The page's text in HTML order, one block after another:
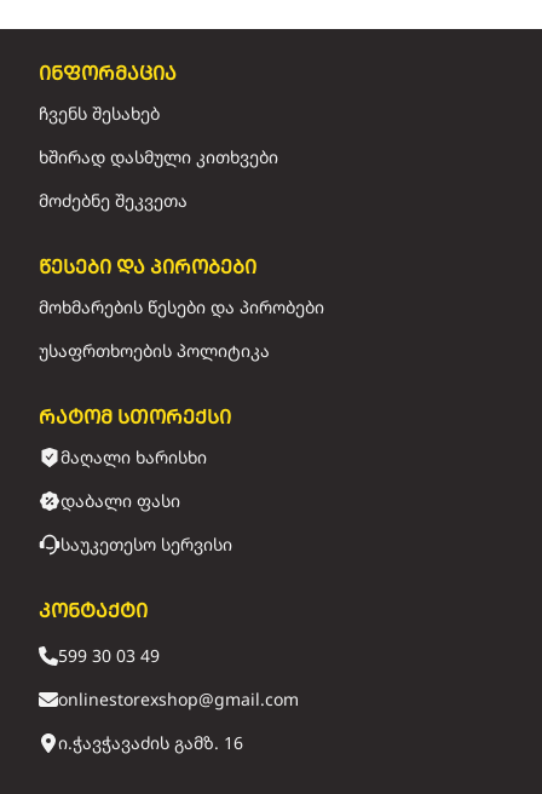
ინფორმაცია
ჩვენს შესახებ
ხშირად დასმული კითხვები
მოძებნე შეკვეთა
წესები და პირობები
მოხმარების წესები და პირობები
უსაფრთხოების პოლიტიკა
რატომ სთორექსი
მაღალი ხარისხი
დაბალი ფასი
საუკეთესო სერვისი
კონტაქტი
599 30 03 49
onlinestorexshop@gmail.com
ი.ჭავჭავაძის გამზ. 16